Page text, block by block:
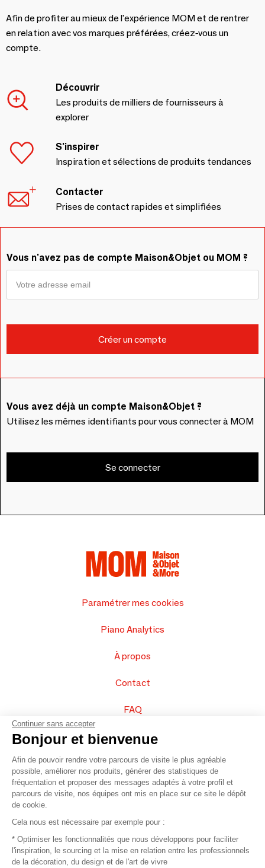
Afin de profiter au mieux de l'expérience MOM et de rentrer
en relation avec vos marques préférées, créez-vous un
compte.
Découvrir
Les produits de milliers de fournisseurs à
explorer
S'inspirer
Inspiration et sélections de produits tendances
Contacter
Prises de contact rapides et simplifiées
Vous n'avez pas de compte Maison&Objet ou MOM ?
Vous avez déjà un compte Maison&Objet ?
Utilisez les mêmes identifiants pour vous connecter à MOM
Se connecter
Paramétrer mes cookies
Piano Analytics
À propos
Contact
FAQ
Vendez vos produits
Plan du site
© 2016 –Organisation SAFI
Recrutement
Continuer sans accepter
Bonjour et bienvenue
Afin de pouvoir rendre votre parcours de visite le plus agréable
possible, améliorer nos produits, générer des statistiques de
fréquentation et proposer des messages adaptés à votre profil et
parcours de visite, nos équipes ont mis en place sur ce site le dépôt
de cookie.
Cela nous est nécessaire par exemple pour :
* Optimiser les fonctionnalités que nous développons pour faciliter
l'inspiration, le sourcing et la mise en relation entre les professionnels
de la décoration, du design et de l'art de vivre